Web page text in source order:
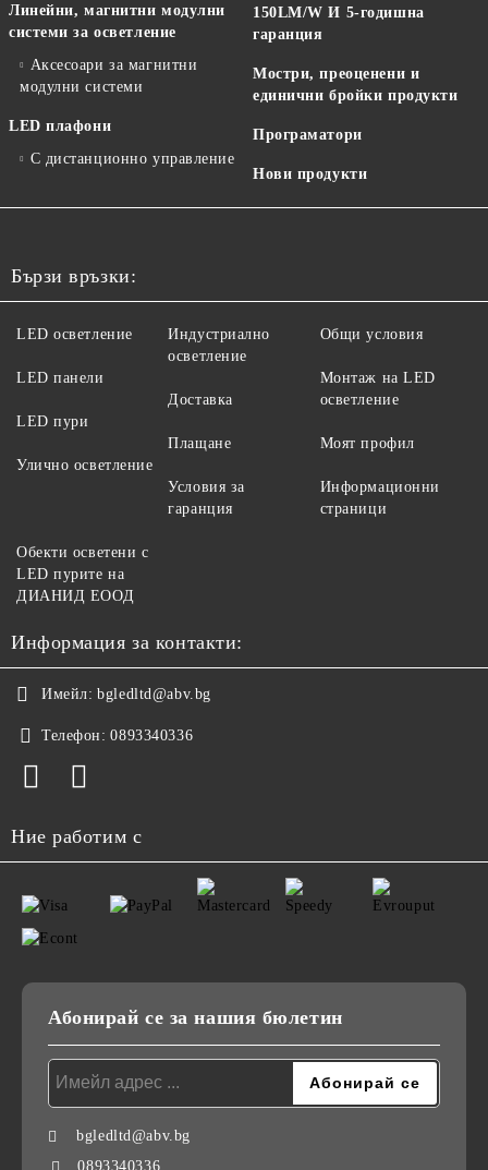
Линейни, магнитни модулни
системи за осветление
Аксесоари за магнитни
модулни системи
LED плафони
С дистанционно управление
150LM/W И 5-годишна
гаранция
Мостри, преоценени и
единични бройки продукти
Програматори
Нови продукти
Бързи връзки:
LED осветление
LED панели
LED пури
Улично осветление
Индустриално
осветление
Доставка
Плащане
Условия за
гаранция
Общи условия
Монтаж на LED
осветление
Моят профил
Информационни
страници
Обекти осветени с
LED пурите на
ДИАНИД ЕООД
Информация за контакти:
Имейл: bgledltd@abv.bg
Телефон: 0893340336
Ние работим с
Абонирай се за нашия бюлетин
bgledltd@abv.bg
0893340336